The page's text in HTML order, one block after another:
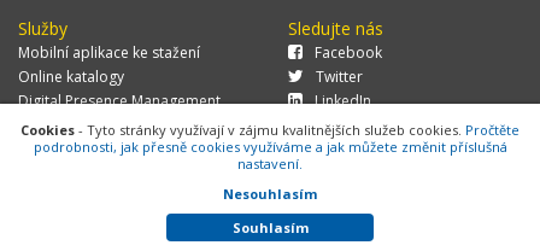
Služby
Mobilní aplikace ke stažení
Online katalogy
Digital Presence Management
Více zákazníků
Sledujte nás
Facebook
Twitter
LinkedIn
© 2026 MEDIATEL CZ, s.r.o.,Za Potokem 46/4, 106 00 Praha 10, tel.:
+420 771 270 421, verze 1.29.0.143,
Cookies
Cookies - Tyto stránky využívají v zájmu kvalitnějších služeb cookies. Pročtěte
podrobnosti, jak přesně cookies využíváme a jak můžete změnit příslušná
nastavení.
Nesouhlasím
Souhlasím